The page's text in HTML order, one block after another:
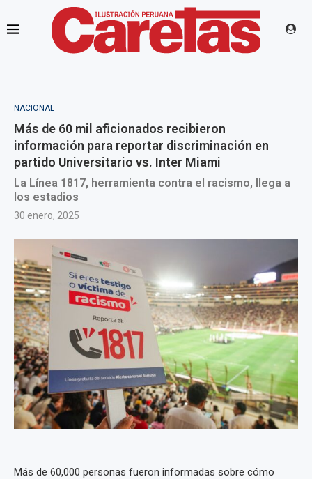
NACIONAL
Más de 60 mil aficionados recibieron
información para reportar discriminación en
partido Universitario vs. Inter Miami
La Línea 1817, herramienta contra el racismo, llega a
los estadios
30 enero, 2025
Más de 60,000 personas fueron informadas sobre cómo